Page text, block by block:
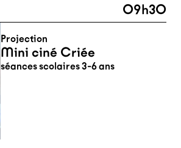
09h30
Projection
Mini ciné Criée
séances scolaires 3-6 ans